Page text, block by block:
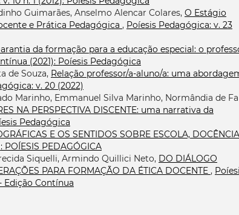
Guimarães, Anselmo Alencar Colares, O Estágio
e Prática Pedagógica , Poíesis Pedagógica: v. 23
da formação para a educação especial: o
(2021): Poíesis Pedagógica
de Souza, Relação professor/a-aluno/a: uma
v. 20 (2022)
Marinho, Emmanuel Silva Marinho, Normândia de
NA PERSPECTIVA DISCENTE: uma narrativa da
Pedagógica
E OS SENTIDOS SOBRE ESCOLA,
POÍESIS PEDAGÓGICA
Siquelli, Armindo Quillici Neto, DO DIÁLOGO
PARA FORMAÇÃO DA ÉTICA DOCENTE ,
Edição Contínua